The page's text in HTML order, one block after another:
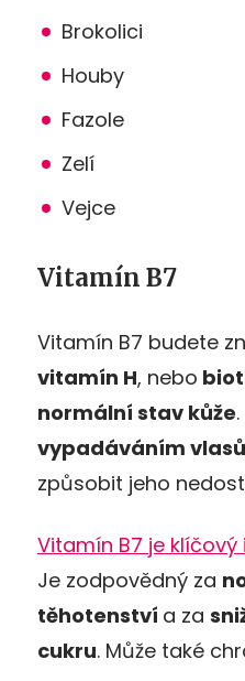
Brokolici
Houby
Fazole
Zelí
Vejce
Vitamín B7
Vitamín B7 budete
vitamín H, nebo
normální stav kůže
vypadáváním vlasů
způsobit jeho
Vitamín B7 je
Je zodpovědný za
těhotenství a za
cukru. Může také